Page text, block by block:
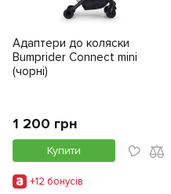
Адаптери до коляски
Bumprider Connect mini
(чорні)
1 200 грн
Купити
+12 бонусiв